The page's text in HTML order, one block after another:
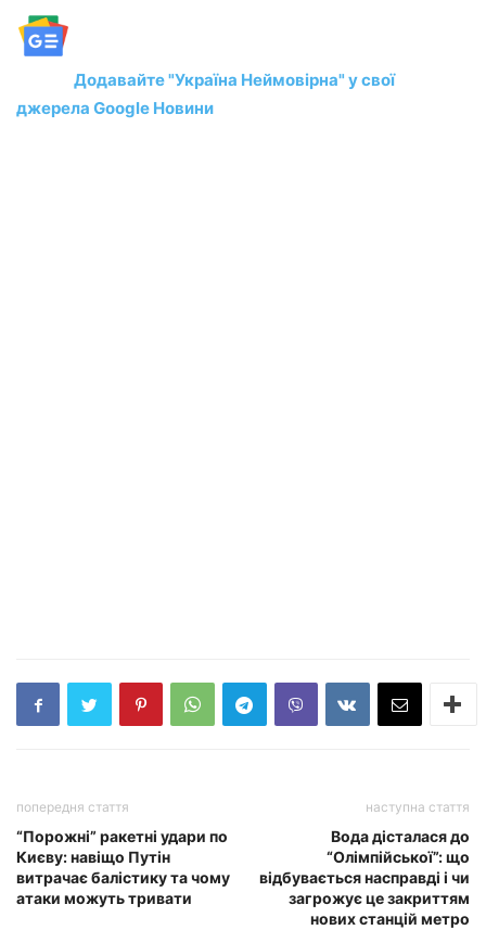
Додавайте "Україна Неймовірна" у свої
джерела Google Новини
попередня стаття
“Порожні” ракетні удари по
Києву: навіщо Путін
витрачає балістику та чому
атаки можуть тривати
наступна стаття
Вода дісталася до
“Олімпійської”: що
відбувається насправді і чи
загрожує це закриттям
нових станцій метро